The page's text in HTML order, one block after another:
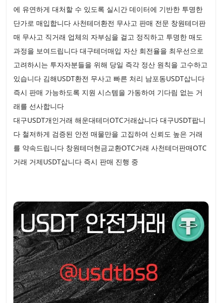
에 유연하게 대처할 수 있도록 실시간 데이터에 기반한 투명한
단가로 매입합니다 사천테더환전 무사고 판매 전문 창원테더판
매 무사고 직거래 업체의 자부심을 걸고 정직하고 투명한 매도
과정을 보여드립니다 대구테더매입 자산 회전율을 최우선으로
고려하시는 투자자분들을 위해 당일 즉각 정산 원칙을 고수하고
있습니다 김해USDT환전 무사고 빠른 처리 남포동USDT삽니다
즉시 판매 가능하도록 지원 시스템을 가동하여 기다림 없는 거
래를 선사합니다
대구USDT개인거래 해운대테더OTC거래삽니다 대구USDT팝니
다 철저하게 검증된 안전 매물만을 고집하여 신뢰도 높은 거래
를 약속드립니다 창원테더현금교환OTC거래 사천테더판매OTC
거래 거제USDT삽니다 즉시 판매 진행 중